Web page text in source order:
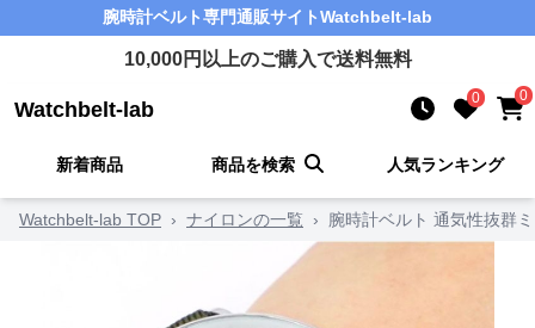
腕時計ベルト専門通販サイトWatchbelt-lab
10,000円以上のご購入で送料無料
Watchbelt-lab 0 0
新着商品 商品を検索 人気ランキング
Watchbelt-lab TOP › ナイロンの一覧 › 腕時計ベルト 通気性抜群